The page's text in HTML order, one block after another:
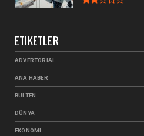
ETIKETLER
ADVERTORIAL
ANA HABER
BÜLTEN
DÜNYA
EKONOMI